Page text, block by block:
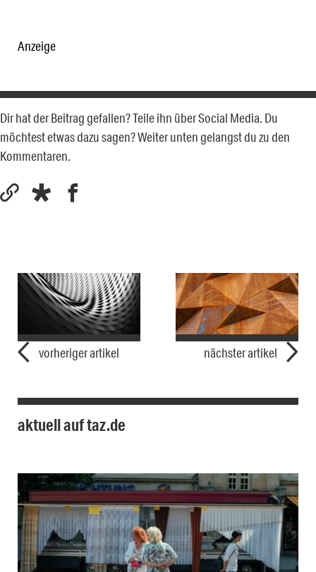
Anzeige
Dir hat der Beitrag gefallen? Teile ihn über Social Media. Du
möchtest etwas dazu sagen? Weiter unten gelangst du zu den
Kommentaren.
vorheriger artikel nächster artikel
aktuell auf taz.de